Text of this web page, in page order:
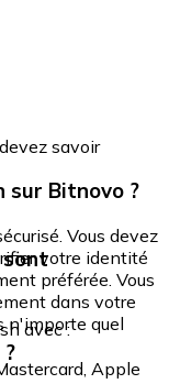
savoir
sur Bitnovo ?
Vous devez
votre identité
préférée. Vous
dans votre
n'importe quel
sont
avec :
Apple